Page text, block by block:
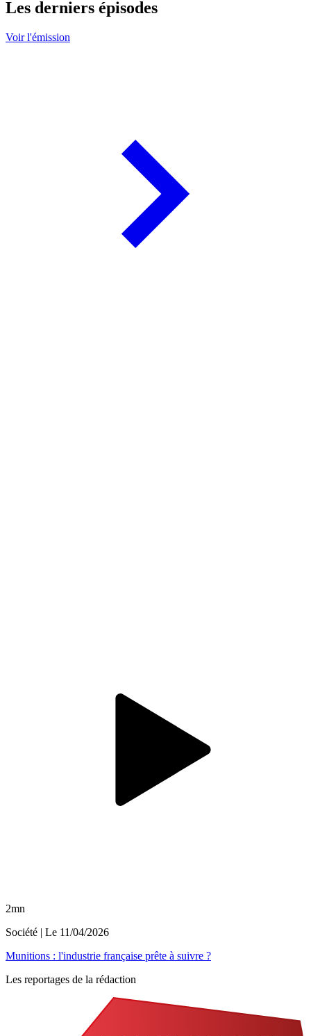
Les derniers épisodes
Voir l'émission
2mn
Société | Le 11/04/2026
Munitions : l'industrie française prête à suivre ?
Les reportages de la rédaction